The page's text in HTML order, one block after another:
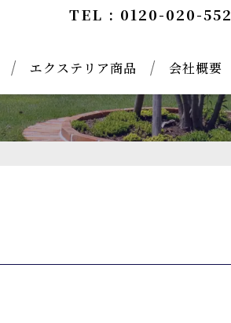
TEL : 0120-020-552
エクステリア商品 会社概要